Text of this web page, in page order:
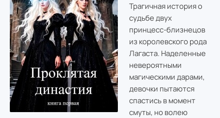
Трагичная история о
судьбе двух
принцесс-близнецов
из королевского рода
Лагаста. Наделенные
невероятными
магическими дарами,
девочки пытаются
спастись в момент
смуты, но волею